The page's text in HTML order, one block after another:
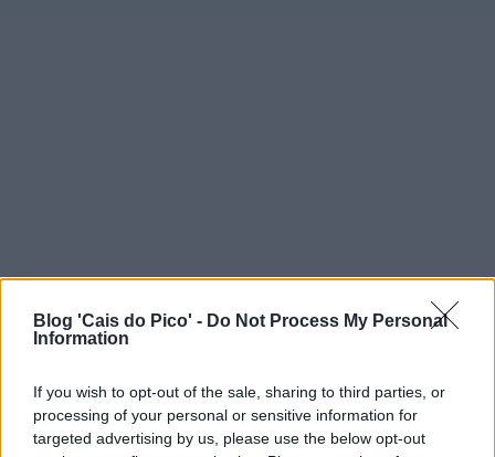
Blog 'Cais do Pico' - Do Not Process My Personal
Information
If you wish to opt-out of the sale, sharing to third parties, or
processing of your personal or sensitive information for
targeted advertising by us, please use the below opt-out